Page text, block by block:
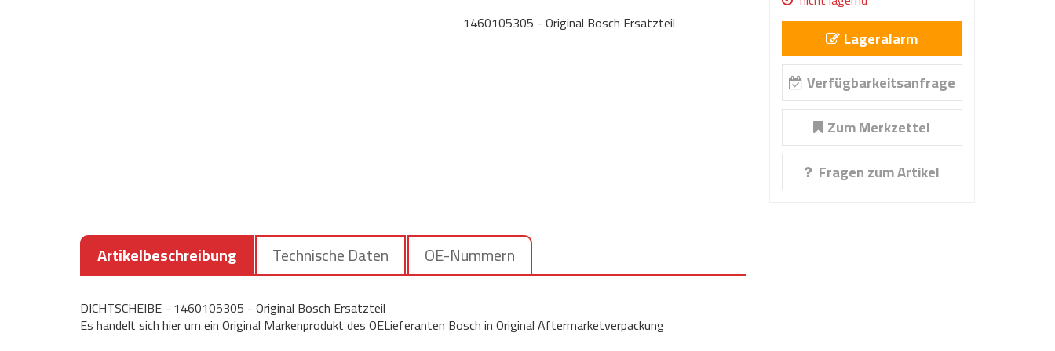
1460105305 - Original Bosch Ersatzteil
Lageralarm
Verfügbarkeitsanfrage
Zum Merkzettel
Fragen zum Artikel
Artikelbeschreibung Technische Daten OE-Nummern
DICHTSCHEIBE - 1460105305 - Original Bosch Ersatzteil
Es handelt sich hier um ein Original Markenprodukt des OELieferanten Bosch in Original Aftermarketverpackung